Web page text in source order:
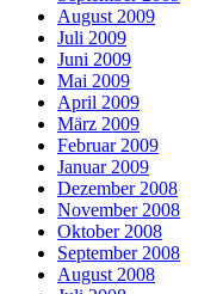
August 2009
Juli 2009
Juni 2009
Mai 2009
April 2009
März 2009
Februar 2009
Januar 2009
Dezember 2008
November 2008
Oktober 2008
September 2008
August 2008